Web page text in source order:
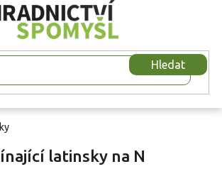
Hledat
latinsky na N